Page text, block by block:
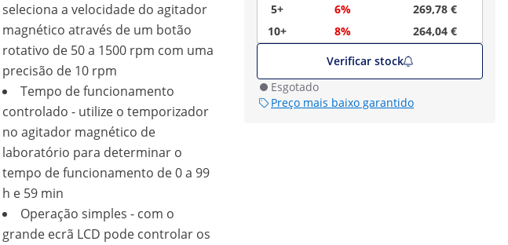
5+
6%
269,78 €
10+
8%
264,04 €
Verificar stock
Esgotado
Preço mais baixo garantido
seleciona a velocidade do agitador
magnético através de um botão
rotativo de 50 a 1500 rpm com uma
precisão de 10 rpm
Tempo de funcionamento
controlado - utilize o temporizador
no agitador magnético de
laboratório para determinar o
tempo de funcionamento de 0 a 99
h e 59 min
Operação simples - com o
grande ecrã LCD pode controlar os